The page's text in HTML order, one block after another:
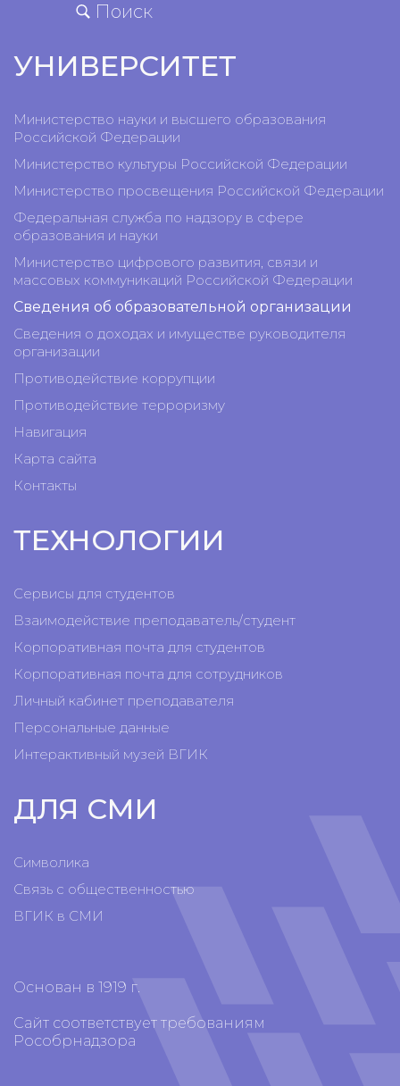
Поиск
УНИВЕРСИТЕТ
Министерство науки и высшего образования
Российской Федерации
Министерство культуры Российской Федерации
Министерство просвещения Российской Федерации
Федеральная служба по надзору в сфере
образования и науки
Министерство цифрового развития, связи и
массовых коммуникаций Российской Федерации
Сведения об образовательной организации
Сведения о доходах и имуществе руководителя
организации
Противодействие коррупции
Противодействие терроризму
Навигация
Карта сайта
Контакты
ТЕХНОЛОГИИ
Сервисы для студентов
Взаимодействие преподаватель/студент
Корпоративная почта для студентов
Корпоративная почта для сотрудников
Личный кабинет преподавателя
Персональные данные
Интерактивный музей ВГИК
ДЛЯ СМИ
Символика
Связь с общественностью
ВГИК в СМИ
Основан в 1919 г.
Сайт соответствует требованиям
Рособрнадзора